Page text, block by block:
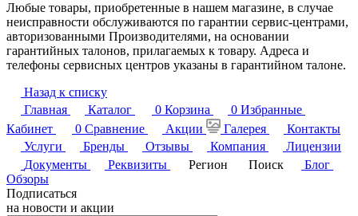
Любые товары, приобретенные в нашем магазине, в случае
неисправности обслуживаются по гарантии сервис-центрами,
авторизованными Производителями, на основании
гарантийных талонов, прилагаемых к товару. Адреса и
телефоны сервисных центров указаны в гарантийном талоне.
Назад к списку
Главная
Каталог 0 Корзина 0 Избранные
Кабинет
0 Сравнение Акции Галерея
Контакты
Услуги
Бренды Отзывы Компания
Лицензии
Документы
Реквизиты Регион Поиск
Блог
Обзоры
Подписаться
на новости и акции